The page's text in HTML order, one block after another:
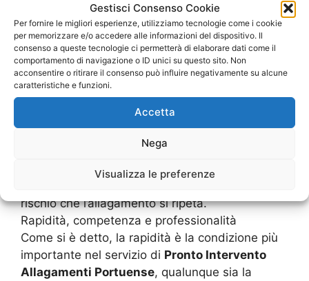
Gestisci Consenso Cookie
Per fornire le migliori esperienze, utilizziamo tecnologie come i cookie
per memorizzare e/o accedere alle informazioni del dispositivo. Il
consenso a queste tecnologie ci permetterà di elaborare dati come il
comportamento di navigazione o ID unici su questo sito. Non
acconsentire o ritirare il consenso può influire negativamente su alcune
caratteristiche e funzioni.
Accetta
Nega
Visualizza le preferenze
contenuti in essa. Il servizio di pronto intervento
è disponibile in qualsiasi momento e giorno
dell’anno ed opera prevalentemente in modalità
di urgenza, cercando di risolvere il problema
entro poche ore e comunque in giornata.
La rapidità in questi casi è infatti essenziale, in
quanto permette di limitare al minimo i danni
lavora in maniera tale da risolvere
completamente il problema, ricercandone prima
rischio che l’allagamento si ripeta.
Rapidità, competenza e professionalità
Come si è detto, la rapidità è la condizione più
importante nel servizio di Pronto Intervento
Allagamenti Portuense, qualunque sia la